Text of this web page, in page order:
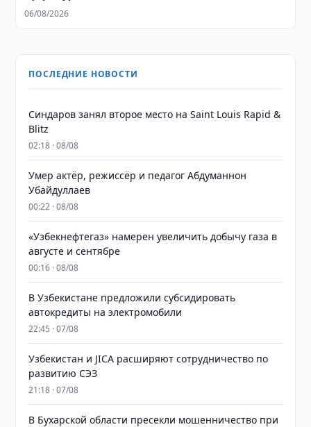
06/08/2026
ПОСЛЕДНИЕ НОВОСТИ
Синдаров занял второе место на Saint Louis Rapid &
Blitz
02:18 · 08/08
Умер актёр, режиссёр и педагог Абдуманнон
Убайдуллаев
00:22 · 08/08
«Узбекнефтегаз» намерен увеличить добычу газа в
августе и сентябре
00:16 · 08/08
В Узбекистане предложили субсидировать
автокредиты на электромобили
22:45 · 07/08
Узбекистан и JICA расширяют сотрудничество по
развитию СЭЗ
21:18 · 07/08
В Бухарской области пресекли мошенничество при